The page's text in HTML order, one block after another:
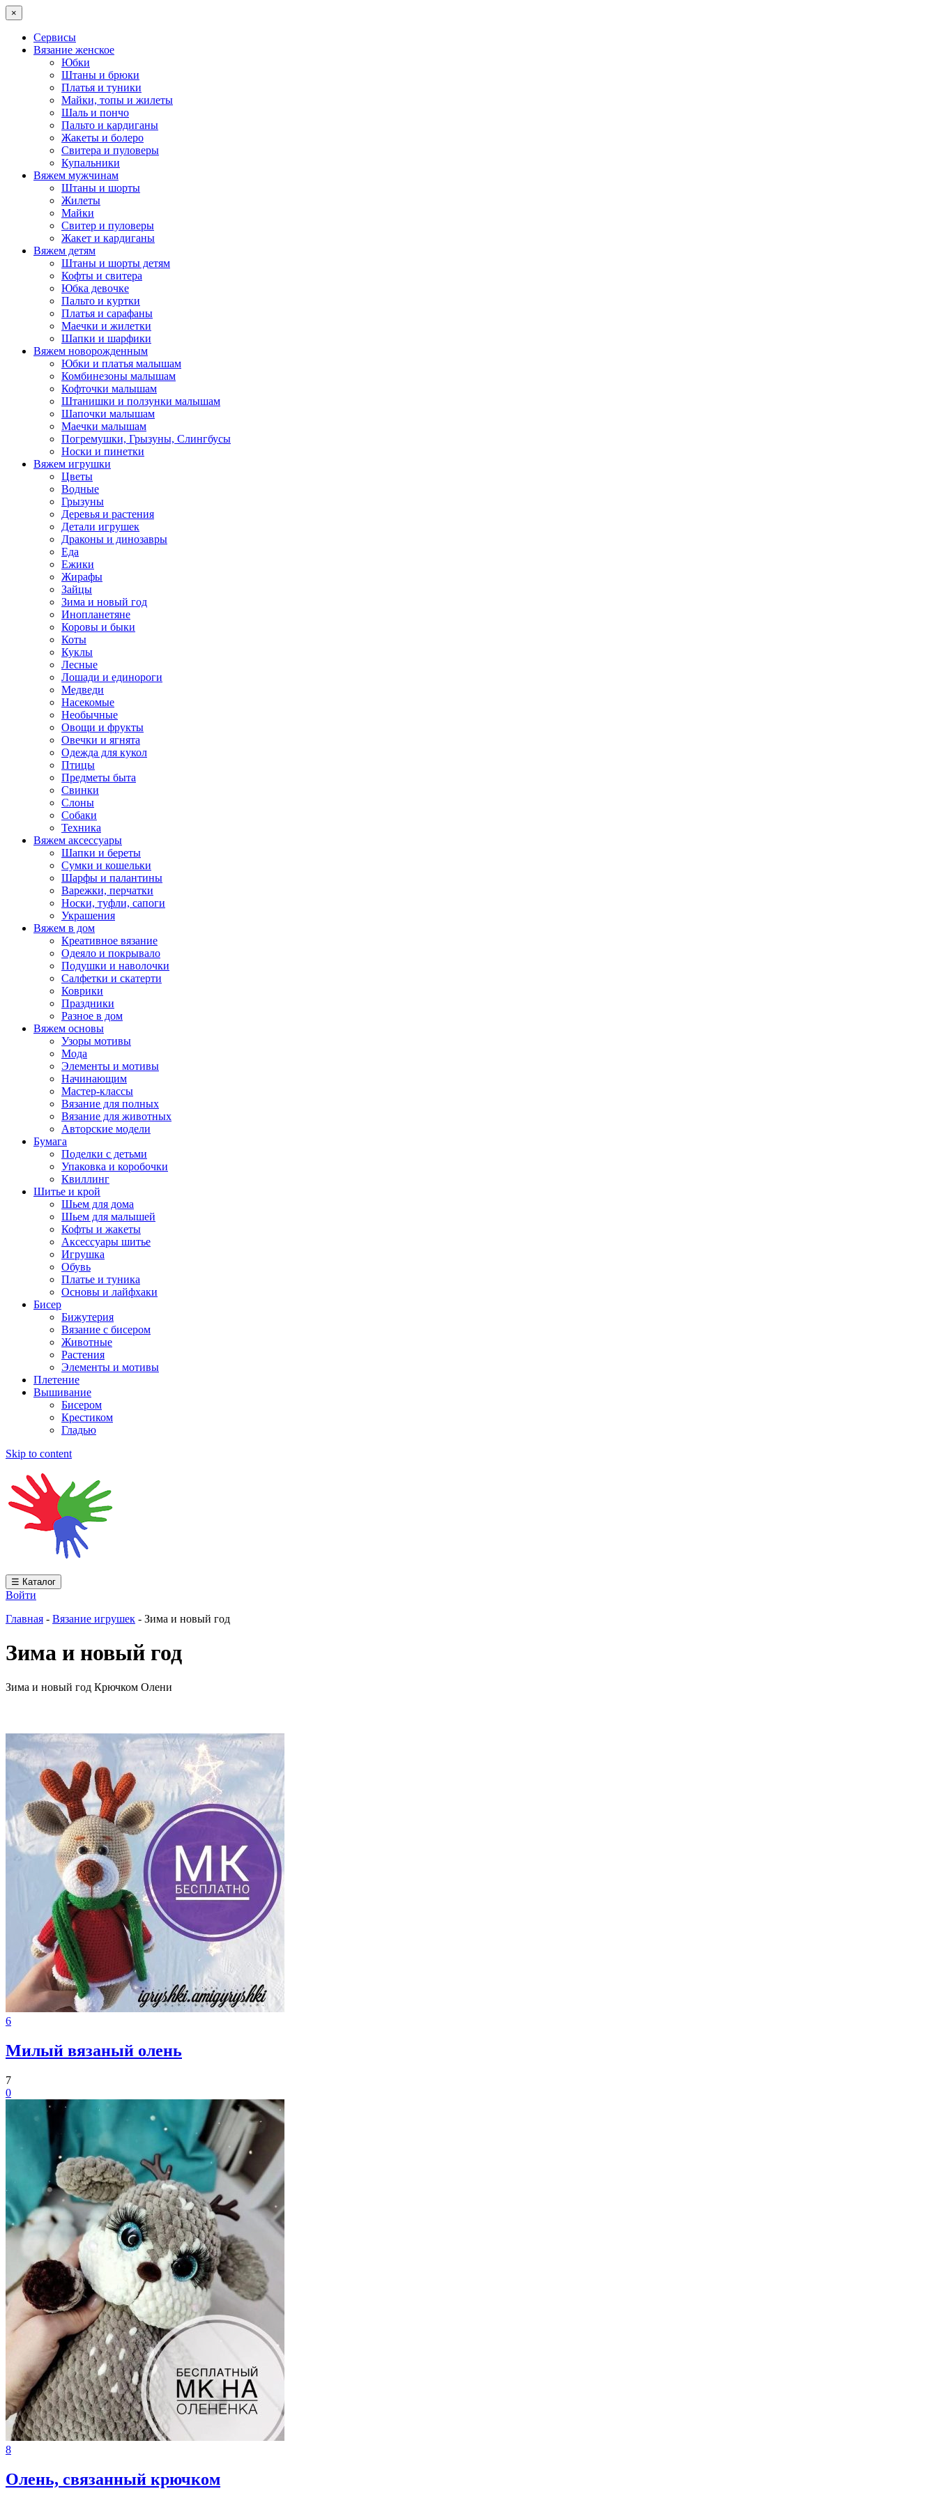
×
Сервисы
Вязание женское
Юбки
Штаны и брюки
Платья и туники
Майки, топы и жилеты
Шаль и пончо
Пальто и кардиганы
Жакеты и болеро
Свитера и пуловеры
Купальники
Вяжем мужчинам
Штаны и шорты
Жилеты
Майки
Свитер и пуловеры
Жакет и кардиганы
Вяжем детям
Штаны и шорты детям
Кофты и свитера
Юбка девочке
Пальто и куртки
Платья и сарафаны
Маечки и жилетки
Шапки и шарфики
Вяжем новорожденным
Юбки и платья малышам
Комбинезоны малышам
Кофточки малышам
Штанишки и ползунки малышам
Шапочки малышам
Маечки малышам
Погремушки, Грызуны, Слингбусы
Носки и пинетки
Вяжем игрушки
Цветы
Водные
Грызуны
Деревья и растения
Детали игрушек
Драконы и динозавры
Еда
Ежики
Жирафы
Зайцы
Зима и новый год
Инопланетяне
Коровы и быки
Коты
Куклы
Лесные
Лошади и единороги
Медведи
Насекомые
Необычные
Овощи и фрукты
Овечки и ягнята
Одежда для кукол
Птицы
Предметы быта
Свинки
Слоны
Собаки
Техника
Вяжем аксессуары
Шапки и береты
Сумки и кошельки
Шарфы и палантины
Варежки, перчатки
Носки, туфли, сапоги
Украшения
Вяжем в дом
Креативное вязание
Одеяло и покрывало
Подушки и наволочки
Салфетки и скатерти
Коврики
Праздники
Разное в дом
Вяжем основы
Узоры мотивы
Мода
Элементы и мотивы
Начинающим
Мастер-классы
Вязание для полных
Вязание для животных
Авторские модели
Бумага
Поделки с детьми
Упаковка и коробочки
Квиллинг
Шитье и крой
Шьем для дома
Шьем для малышей
Кофты и жакеты
Аксессуары шитье
Игрушка
Обувь
Платье и туника
Основы и лайфхаки
Бисер
Бижутерия
Вязание с бисером
Животные
Растения
Элементы и мотивы
Плетение
Вышивание
Бисером
Крестиком
Гладью
Skip to content
☰ Каталог
Войти
Главная - Вязание игрушек - Зима и новый год
Зима и новый год
Зима и новый год Крючком Олени
6
Милый вязаный олень
7
0
8
Олень, связанный крючком